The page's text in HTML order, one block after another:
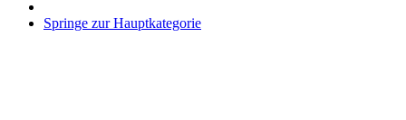
Springe zur Hauptkategorie